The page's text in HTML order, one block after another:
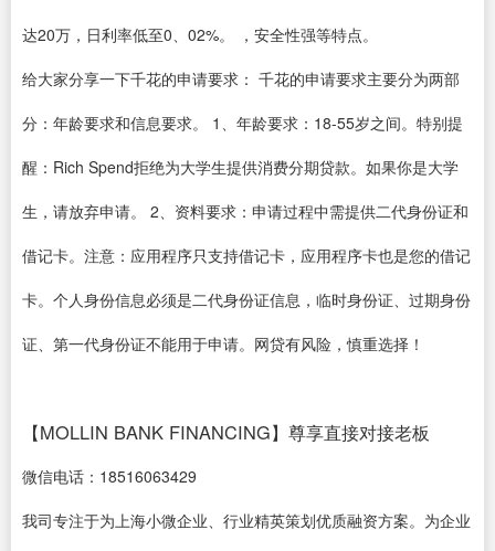
达20万，日利率低至0、02%。 ，安全性强等特点。
给大家分享一下千花的申请要求： 千花的申请要求主要分为两部
分：年龄要求和信息要求。 1、年龄要求：18-55岁之间。特别提
醒：Rich Spend拒绝为大学生提供消费分期贷款。如果你是大学
生，请放弃申请。 2、资料要求：申请过程中需提供二代身份证和
借记卡。注意：应用程序只支持借记卡，应用程序卡也是您的借记
卡。个人身份信息必须是二代身份证信息，临时身份证、过期身份
证、第一代身份证不能用于申请。网贷有风险，慎重选择！
【MOLLIN BANK FINANCING】尊享直接对接老板
微信电话：18516063429
我司专注于为上海小微企业、行业精英策划优质融资方案。为企业